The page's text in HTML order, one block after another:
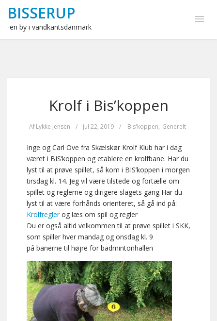
BISSERUP
-en by i vandkantsdanmark
Krolf i Bis’koppen
Af Lykke Jensen / jul 22, 2019 / Bis'koppen, Generelt
Inge og Carl Ove fra Skælskør Krolf Klub har i dag
været i BIS’koppen og etablere en krolfbane. Har du
lyst til at prøve spillet, så kom i BIS’koppen i morgen
tirsdag kl. 14. Jeg vil være tilstede og fortælle om
spillet og reglerne og dirigere slagets gang Har du
lyst til at være forhånds orienteret, så gå ind på:
Krolfreglerog læs om spil og regler
Du er også altid velkommen til at prøve spillet i SKK,
som spiller hver mandag og onsdag kl. 9
på banerne til højre for badmintonhallen